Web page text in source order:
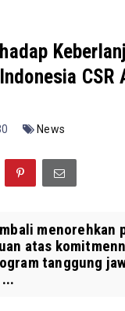
CSR
News
menorehkan
atas
tanggung